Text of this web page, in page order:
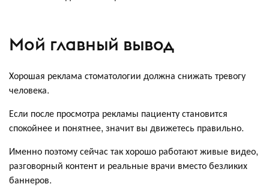
Мой главный вывод
Хорошая реклама стоматологии должна снижать тревогу
человека.
Если после просмотра рекламы пациенту становится
спокойнее и понятнее, значит вы движетесь правильно.
Именно поэтому сейчас так хорошо работают живые видео,
разговорный контент и реальные врачи вместо безликих
баннеров.